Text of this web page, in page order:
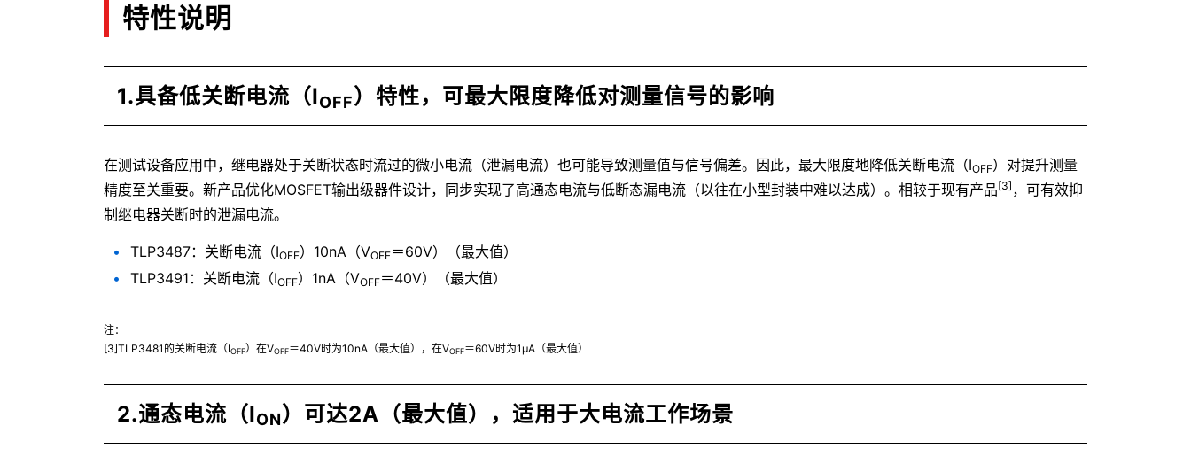
特性说明
1.具备低关断电流（IOFF）特性，可最大限度降低对测量信号的影响
在测试设备应用中，继电器处于关断状态时流过的微小电流（泄漏电流）也可能导致测量值与信号偏差。因此，最大限度地降低关断电流（IOFF）对提升测量
精度至关重要。新产品优化MOSFET输出级器件设计，同步实现了高通态电流与低断态漏电流（以往在小型封装中难以达成）。相较于现有产品[3] ，可有效抑
制继电器关断时的泄漏电流。
TLP3487：关断电流（IOFF）10nA（VOFF＝60V）（最大值）
TLP3491：关断电流（IOFF）1nA（VOFF＝40V）（最大值）
注：
[3]TLP3481的关断电流（IOFF）在VOFF＝40V时为10nA（最大值），在VOFF＝60V时为1μA（最大值）
2.通态电流（ION）可达2A（最大值），适用于大电流工作场景